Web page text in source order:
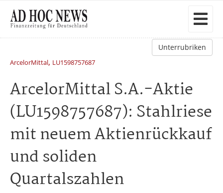
Unterrubriken
ArcelorMittal, LU1598757687
ArcelorMittal S.A.-Aktie
(LU1598757687): Stahlriese
mit neuem Aktienrückkauf
und soliden
Quartalszahlen